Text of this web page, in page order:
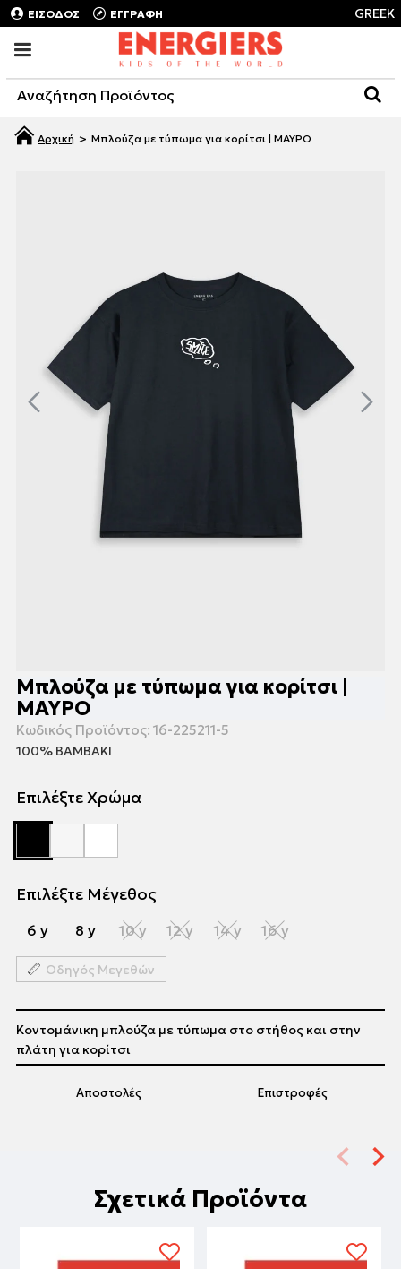
ΕΙΣΟΔΟΣ ΕΓΓΡΑΦΗ GREEK
Μπλούζα με τύπωμα για κορίτσι | ΜΑΥΡΟ
Μπλούζα με τύπωμα για κορίτσι |
ΜΑΥΡΟ
Κωδικός Προϊόντος: 16-225211-5
100% ΒΑΜΒΑΚΙ
Επιλέξτε Χρώμα
Επιλέξτε Μέγεθος
6 y 8 y 10 y 12 y 14 y 16 y
Οδηγός Μεγεθών
Αποστολές Επιστροφές
Κοντομάνικη μπλούζα με τύπωμα στο στήθος και στην
πλάτη για κορίτσι
Σχετικά Προϊόντα